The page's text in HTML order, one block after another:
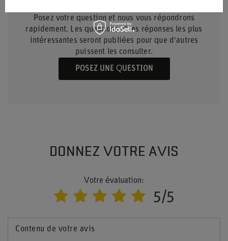
Posez votre question et nous vous répondrons
rapidement. Les questions et les réponses les plus
intéressantes seront publiées pour que d'autres
puissent les consulter.
POSEZ UNE QUESTION
DONNEZ VOTRE AVIS
Votre évaluation:
5/5
Contenu de votre avis